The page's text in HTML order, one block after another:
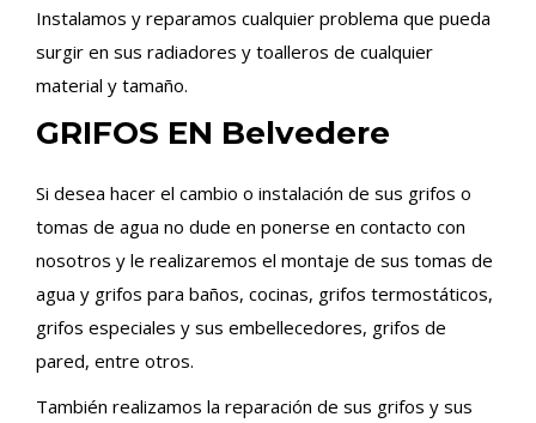
Instalamos y reparamos cualquier problema que pueda
surgir en sus radiadores y toalleros de cualquier
material y tamaño.
GRIFOS EN Belvedere
Si desea hacer el cambio o instalación de sus grifos o
tomas de agua no dude en ponerse en contacto con
nosotros y le realizaremos el montaje de sus tomas de
agua y grifos para baños, cocinas, grifos termostáticos,
grifos especiales y sus embellecedores, grifos de
pared, entre otros.
También realizamos la reparación de sus grifos y sus